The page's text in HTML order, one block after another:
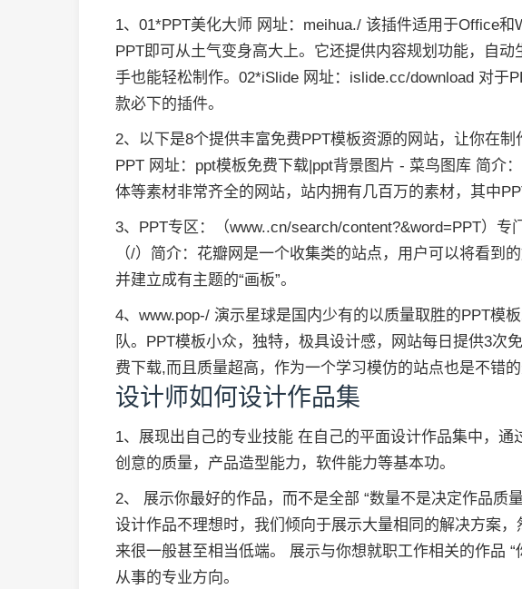
1、01*PPT美化大师 网址：meihua./ 该插件适用于Office
PPT即可从土气变身高大上。它还提供内容规划功能，自动
手也能轻松制作。02*iSlide 网址：islide.cc/download 对于
款必下的插件。
2、以下是8个提供丰富免费PPT模板资源的网站，让你在
PPT 网址：ppt模板免费下载|ppt背景图片 - 菜鸟图库 简介
体等素材非常齐全的网站，站内拥有几百万的素材，其中
3、PPT专区：（www..cn/search/content?&word=PPT）专
（/）简介：花瓣网是一个收集类的站点，用户可以将看到
并建立成有主题的“画板”。
4、www.pop-/ 演示星球是国内少有的以质量取胜的PPT模
队。PPT模板小众，独特，极具设计感，网站每日提供3次
费下载,而且质量超高，作为一个学习模仿的站点也是不错的
设计师如何设计作品集
1、展现出自己的专业技能 在自己的平面设计作品集中，
创意的质量，产品造型能力，软件能力等基本功。
2、 展示你最好的作品，而不是全部 “数量不是决定作品质
设计作品不理想时，我们倾向于展示大量相同的解决方案
来很一般甚至相当低端。 展示与你想就职工作相关的作品
从事的专业方向。